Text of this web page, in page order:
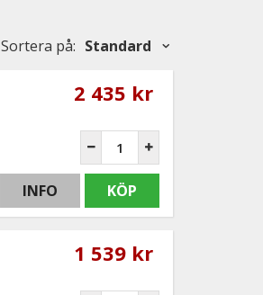
Sortera på: Standard
2 435 kr
INFO KÖP
1 539 kr